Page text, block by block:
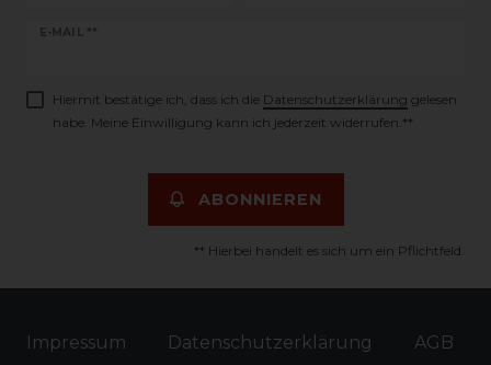
E-MAIL **
Newsletter
Hiermit bestätige ich, dass ich die Daten­schutz­erklärung gelesen
habe. Meine Einwilligung kann ich jederzeit widerrufen.**
ABONNIEREN
** Hierbei handelt es sich um ein Pflichtfeld.
Impressum Daten­schutz­erklärung AGB